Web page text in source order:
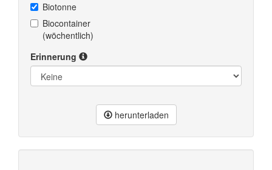
Biotonne
Biocontainer
(wöchentlich)
Erinnerung
herunterladen